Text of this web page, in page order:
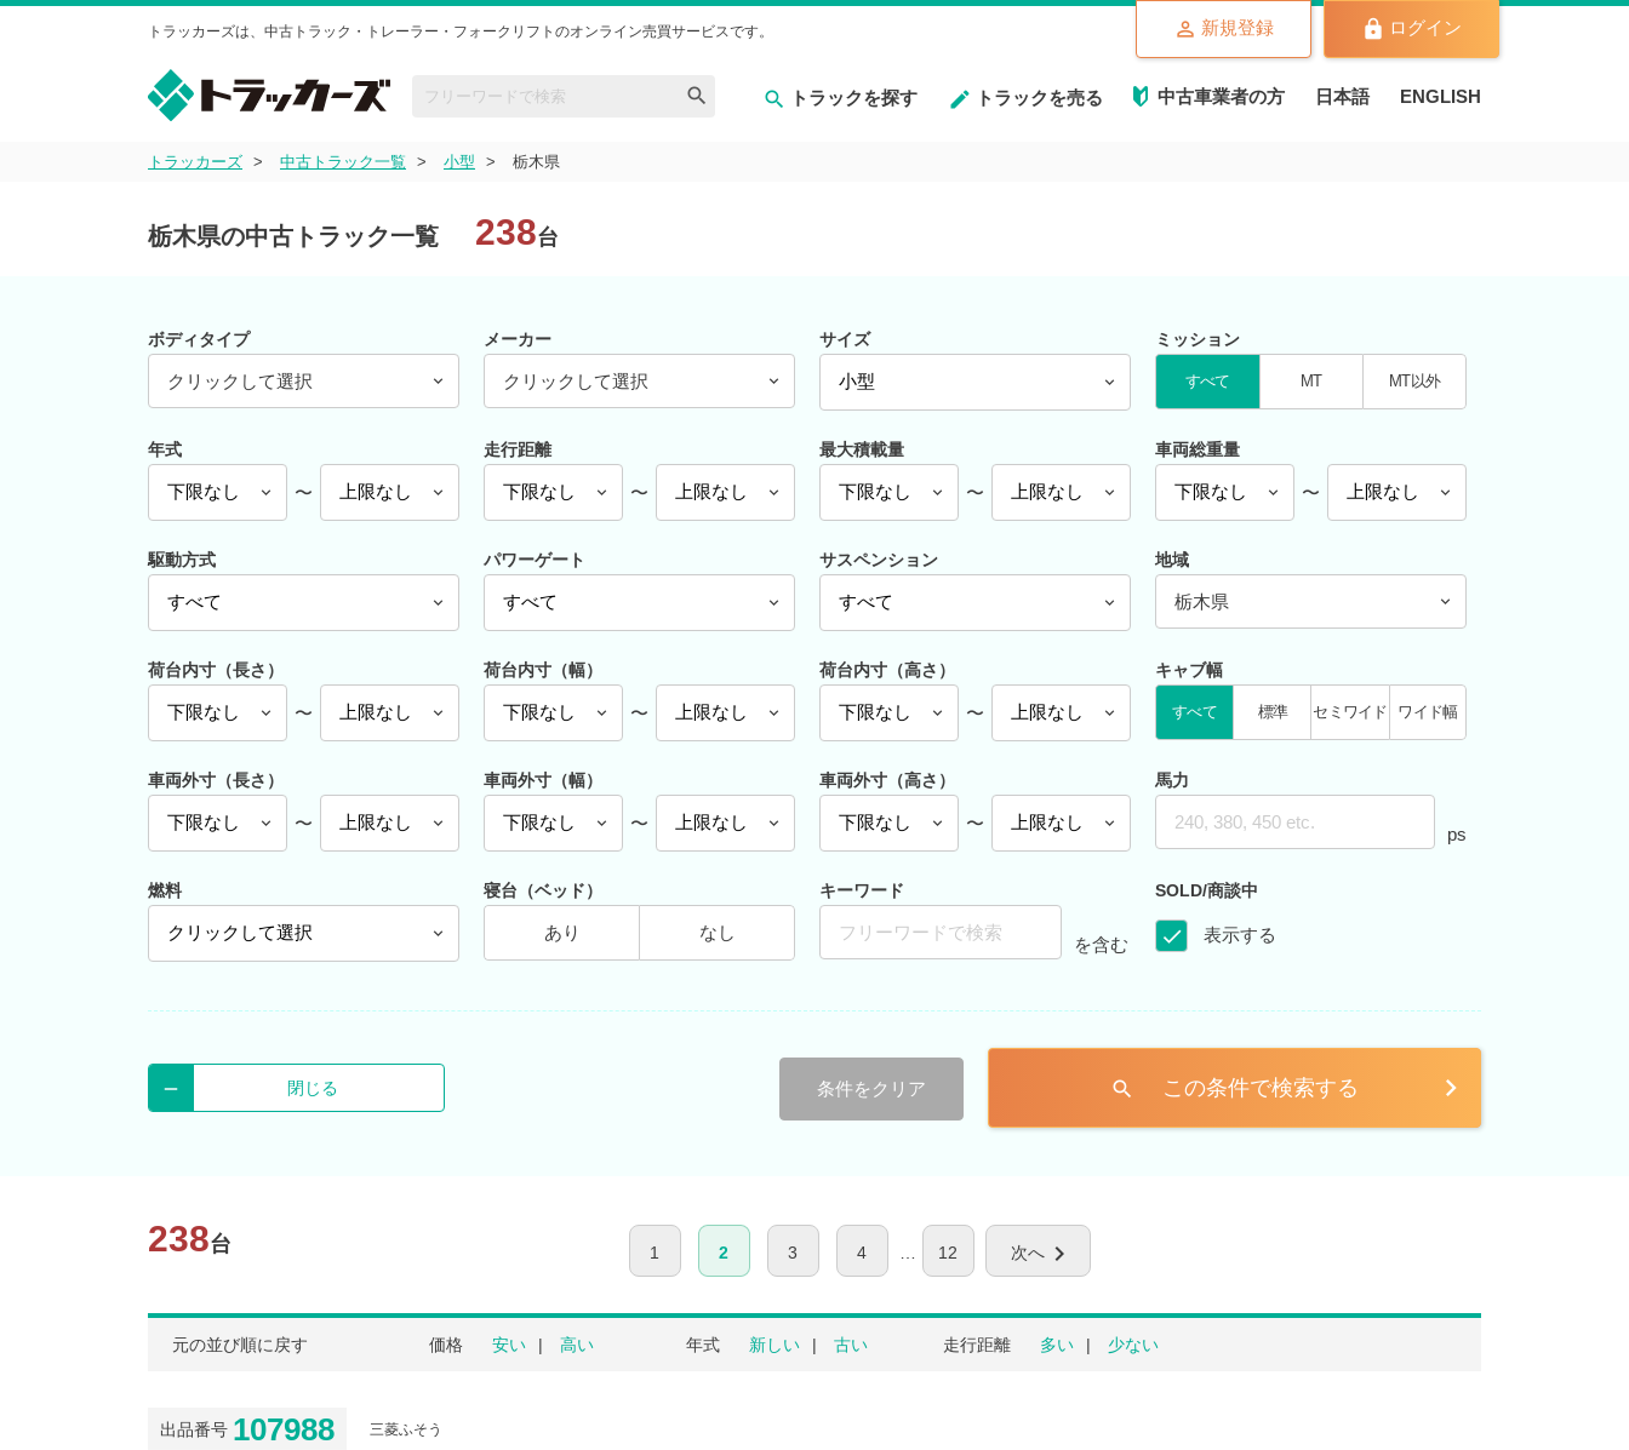
トラッカーズは、中古トラック・トレーラー・フォークリフトのオンライン売買サービスです。
トラックを探す トラックを売る 中古車業者の方 日本語 ENGLISH
新規登録 ログイン
トラッカーズ 中古トラック一覧 小型 栃木県
栃木県の中古トラック一覧 238台
ボディタイプ
クリックして選択
メーカー
クリックして選択
サイズ ミッション
すべて MT MT以外
年式
〜
走行距離
〜
最大積載量
〜
車両総重量
〜
駆動方式 パワーゲート サスペンション 地域
栃木県
荷台内寸（長さ）
〜
荷台内寸（幅）
〜
荷台内寸（高さ）
〜
キャブ幅
すべて 標準 セミワイド ワイド幅
車両外寸（長さ）
〜
車両外寸（幅）
〜
車両外寸（高さ）
〜
馬力
ps
燃料 寝台（ベッド）
あり なし
キーワード
を含む
SOLD/商談中
表示する
閉じる 条件をクリア search この条件で検索する
238台 1 2 3 4 12 次へchevron_right
元の並び順に戻す 価格 安い 高い 年式 新しい 古い 走行距離 多い 少ない
出品番号 107988 三菱ふそう